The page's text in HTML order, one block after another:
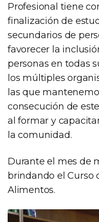
Profesional tiene
finalización de
secundarios de
favorecer la
personas en todas
los múltiples
las que
consecución de
al formar y
la comunidad.
Durante el mes de
brindando el Curso
Alimentos.